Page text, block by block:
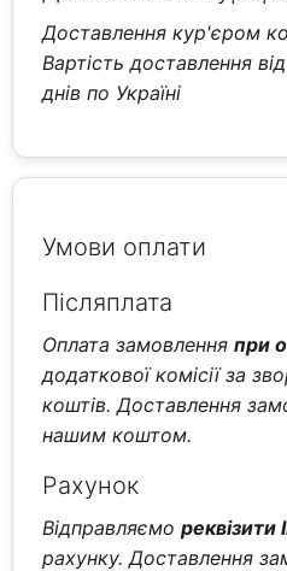
Доставлення кур'єром
Вартість доставлення
днів по Україні
Умови оплати
Післяплата
Оплата замовленняпри
додаткової комісії за
коштів. Доставлення
нашим коштом.
Рахунок
Відправляємореквізити
рахунку. Доставлення